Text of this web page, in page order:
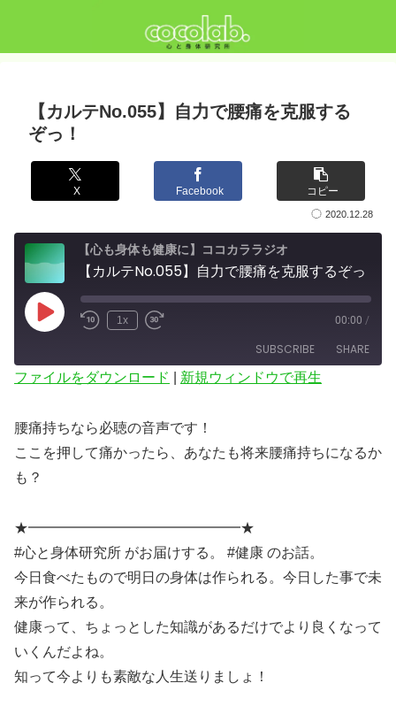
【カルテNo.055】自力で腰痛を克服する
ぞっ！
X Facebook コピー
2020.12.28
【心も身体も健康に】ココカララジオ
【カルテNo.055】自力で腰痛を克服するぞっ！
Play
Episode
1x 00:00 /
SUBSCRIBE SHARE
LINK
EMBED
ファイルをダウンロード 新規ウィンドウで再生
腰痛持ちなら必聴の音声です！
ここを押して痛かったら、あなたも将来腰痛持ちになるか
も？
★━━━━━━━━━━━━━━━★
#心と身体研究所 がお届けする。 #健康 のお話。
今日食べたもので明日の身体は作られる。今日した事で未
来が作られる。
健康って、ちょっとした知識があるだけでより良くなって
いくんだよね。
知って今よりも素敵な人生送りましょ！